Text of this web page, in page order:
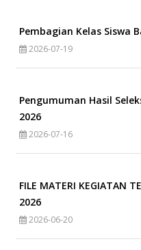
Pembagian Kelas Siswa
2026-07-19
Pengumuman Hasil
2026
2026-07-16
FILE MATERI KEGIATAN
2026
2026-06-20